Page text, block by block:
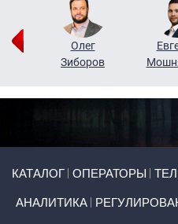
Олег
Зиборов
КАТАЛОГ ОПЕРАТОРЫ
АНАЛИТИКА